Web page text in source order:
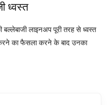
ध्वस्त
बल्लेबाजी लाइनअप पूरी तरह से ध्वस्त
का फैसला करने के बाद उनका